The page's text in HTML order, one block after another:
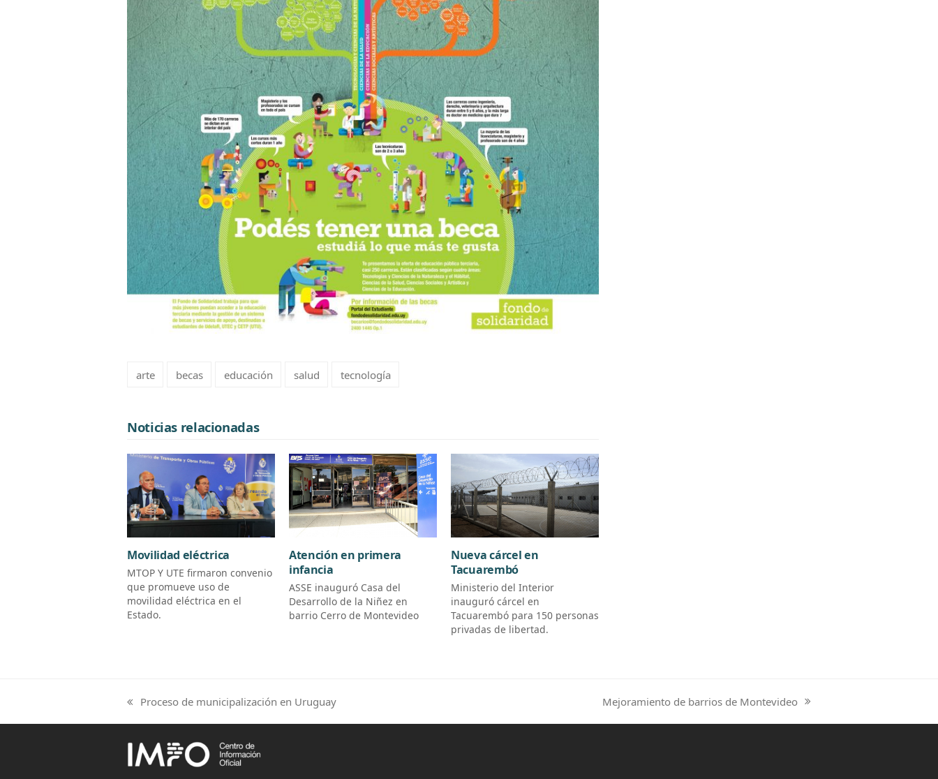
arte becas educación salud tecnología
Noticias relacionadas
Movilidad eléctrica
MTOP Y UTE firmaron convenio
que promueve uso de
movilidad eléctrica en el
Estado.
Atención en primera
infancia
ASSE inauguró Casa del
Desarrollo de la Niñez en
barrio Cerro de Montevideo
Nueva cárcel en
Tacuarembó
Ministerio del Interior
inauguró cárcel en
Tacuarembó para 150 personas
privadas de libertad.
previous
post:
Proceso de municipalización en Uruguay
next
post:
Mejoramiento de barrios de Montevideo